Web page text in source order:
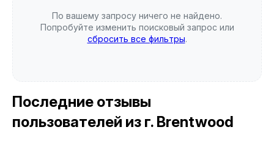
По вашему запросу ничего не найдено.
Попробуйте изменить поисковый запрос или
сбросить все фильтры.
Последние отзывы
пользователей из г. Brentwood